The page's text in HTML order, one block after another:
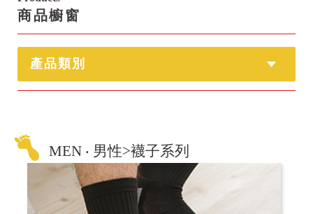
商品櫥窗
產品類別
MEN ‧ 男性>襪子系列